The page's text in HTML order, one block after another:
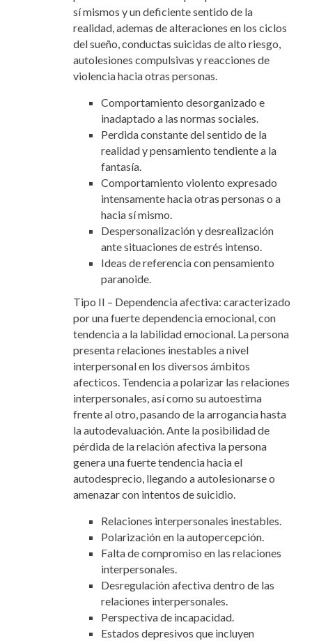
sí mismos y un deficiente sentido de la
realidad, ademas de alteraciones en los ciclos
del sueño, conductas suicidas de alto riesgo,
autolesiones compulsivas y reacciones de
violencia hacia otras personas.
Comportamiento desorganizado e
inadaptado a las normas sociales.
Perdida constante del sentido de la
realidad y pensamiento tendiente a la
fantasía.
Comportamiento violento expresado
intensamente hacia otras personas o a
hacia sí mismo.
Despersonalización y desrealización
ante situaciones de estrés intenso.
Ideas de referencia con pensamiento
paranoide.
Tipo II – Dependencia afectiva: caracterizado
por una fuerte dependencia emocional, con
tendencia a la labilidad emocional. La persona
presenta relaciones inestables a nivel
interpersonal en los diversos ámbitos
afecticos. Tendencia a polarizar las relaciones
interpersonales, así como su autoestima
frente al otro, pasando de la arrogancia hasta
la autodevaluación. Ante la posibilidad de
pérdida de la relación afectiva la persona
genera una fuerte tendencia hacia el
autodesprecio, llegando a autolesionarse o
amenazar con intentos de suicidio.
Relaciones interpersonales inestables.
Polarización en la autopercepción.
Falta de compromiso en las relaciones
interpersonales.
Desregulación afectiva dentro de las
relaciones interpersonales.
Perspectiva de incapacidad.
Estados depresivos que incluyen